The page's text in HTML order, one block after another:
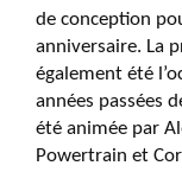
de conception
anniversaire. La
également été
années passées
été animée par
Powertrain et